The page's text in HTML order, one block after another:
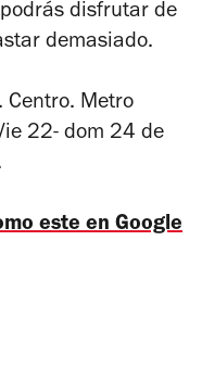
disfrutar de
demasiado.
Centro. Metro
22- dom 24 de
este en Google